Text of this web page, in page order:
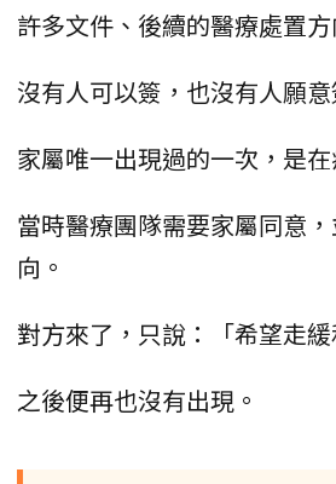
許多文件、後續的醫療處置
沒有人可以簽，也沒有人願意
家屬唯一出現過的一次，是
當時醫療團隊需要家屬同意
向。
對方來了，只說：「希望走緩
之後便再也沒有出現。